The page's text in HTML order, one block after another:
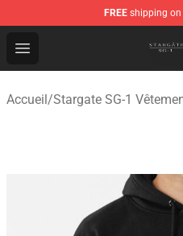
FREE shipping on
Open menu
Stargate SG-1 Store -
Accueil/Stargate SG-1